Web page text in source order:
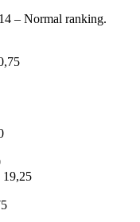
– Normal ranking.
19,25